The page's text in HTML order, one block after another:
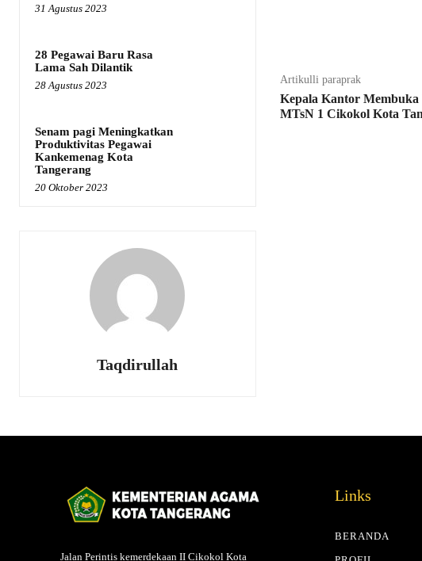
31 Agustus 2023
28 Pegawai Baru Rasa
Lama Sah Dilantik
28 Agustus 2023
Senam pagi Meningkatkan
Produktivitas Pegawai
Kankemenag Kota
Tangerang
20 Oktober 2023
Taqdirullah
Artikulli paraprak
Kepala Kantor Membuka
MTsN 1 Cikokol Kota
Jalan Perintis kemerdekaan II Cikokol Kota
Links
BERANDA